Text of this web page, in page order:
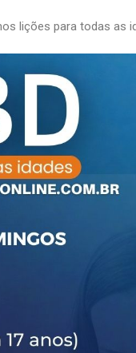
lições para todas as